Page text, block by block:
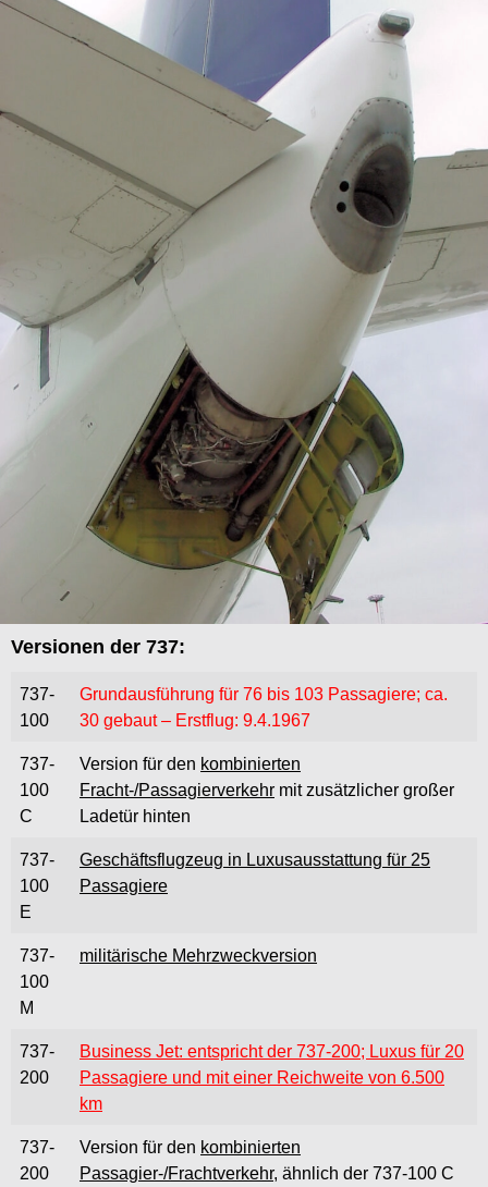
Versionen der 737:
737-
100
Grundausführung für 76 bis 103 Passagiere; ca.
30 gebaut – Erstflug: 9.4.1967
737-
100
C
Version für den kombinierten
Fracht-/Passagierverkehr mit zusätzlicher großer
Ladetür hinten
737-
100
E
Geschäftsflugzeug in Luxusausstattung für 25
Passagiere
737-
100
M
militärische Mehrzweckversion
737-
200
Business Jet: entspricht der 737-200; Luxus für 20
Passagiere und mit einer Reichweite von 6.500
km
737-
200
Version für den kombinierten
Passagier-/Frachtverkehr, ähnlich der 737-100 C